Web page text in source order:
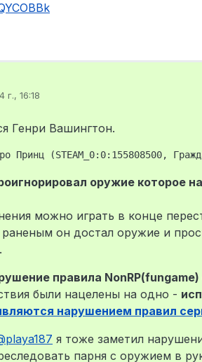
г., 16:18
Генри Вашингтон.
оружие которое
можно играть в конце
раненым он достал оружие и
.
правила
были нацелены на одно -
нарушением правил
playa187 я тоже заметил
парня с оружием в